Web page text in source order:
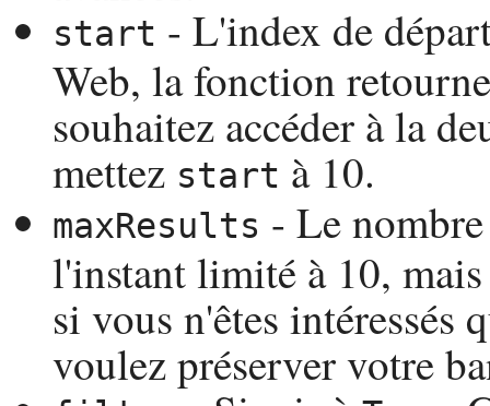
start - L'index de
Web, la fonction
souhaitez accéder à la
mettez start à 10.
maxResults - Le
l'instant limité à 10,
si vous n'êtes intéressés
voulez préserver votre